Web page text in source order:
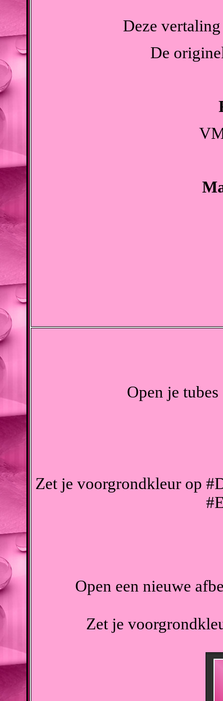
Deze
De
Open je
Zet je voorgrondkleur op
Open een nieuwe
Zet je